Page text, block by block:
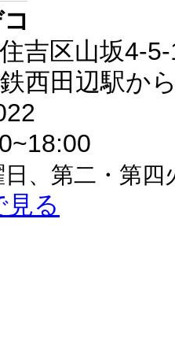
吉区山坂4-
西田辺駅か
、第二・第四
る